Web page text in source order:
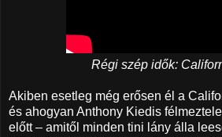
Régi szép idők:
Akiben esetleg még erősen él a
és ahogyan Anthony Kiedis
előtt – amitől minden tini lány álla